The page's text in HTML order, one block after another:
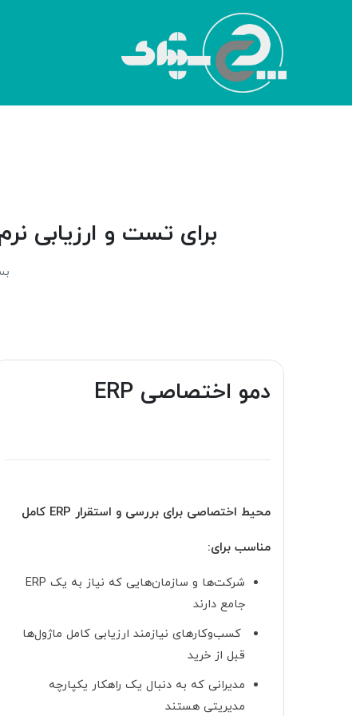
برای تست و ارزیابی
دمو اختصاصی ERP
محیط اختصاصی برای بررسی و استقرار ERP کامل
مناسب برای:
شرکت‌ها و سازمان‌هایی که نیاز به یک ERP
جامع دارند
کسب‌وکارهای نیازمند ارزیابی کامل ماژول‌ها
قبل از خرید
مدیرانی که به دنبال یک راهکار یکپارچه
مدیریتی هستند